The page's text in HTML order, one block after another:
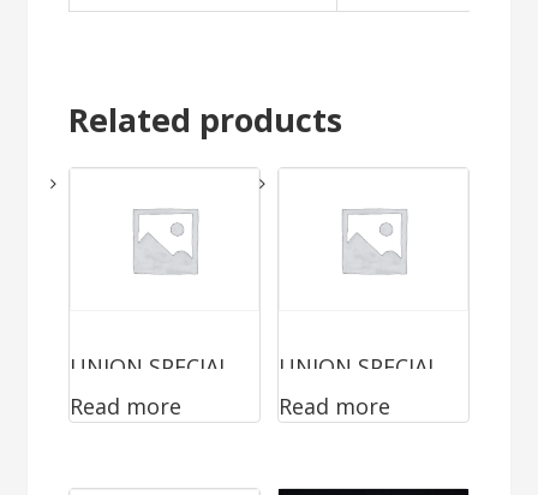
Related products
UNION SPECIAL
2200AAE
Read more
UNION SPECIAL
2200AZ4015FAN
Read more